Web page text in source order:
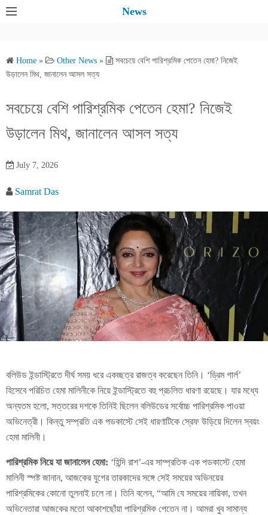
News
Home » Other News »
সবচেয়ে বেশি পারিশ্রমিক পেতেন হেমা? নিজেই
উড়ালেন মিথ, জানালেন আসল সত্য
সবচেয়ে বেশি পারিশ্রমিক পেতেন হেমা? নিজেই
উড়ালেন মিথ, জানালেন আসল সত্য
July 7, 2026
Samrat Das
বলিউড ইন্ডাস্ট্রিতে দীর্ঘ সময় ধরে একচ্ছত্র রাজত্ব করেছেন তিনি। ‘ড্রিম গার্ল’
হিসেবে পরিচিত হেমা মালিনীকে নিয়ে ইন্ডাস্ট্রিতে বহু প্রচলিত ধারণা রয়েছে। যার মধ্যে
অন্যতম হলো, সত্তরের দশকে তিনিই ছিলেন বলিউডের সর্বোচ্চ পারিশ্রমিক পাওয়া
অভিনেত্রী। কিন্তু সম্প্রতি এক পডকাস্টে সেই ধারণাটিকে স্রেফ উড়িয়ে দিলেন স্বয়ং
হেমা মালিনী।
পারিশ্রমিক নিয়ে যা জানালেন হেমা: ‘হিন্দি রাশ’-এর সাম্প্রতিক এক পডকাস্টে হেমা
মালিনী স্পষ্ট জানান, আজকের যুগের তারকাদের সঙ্গে সেই সময়ের অভিনয়ের
পারিশ্রমিকের কোনো তুলনাই চলে না। তিনি বলেন, “আমি যে সময়ের নায়িকা, তখন
অভিনেতারা আজকের মতো আকাশছোঁয়া পারিশ্রমিক পেতেন না। আমরা খুব সামান্য